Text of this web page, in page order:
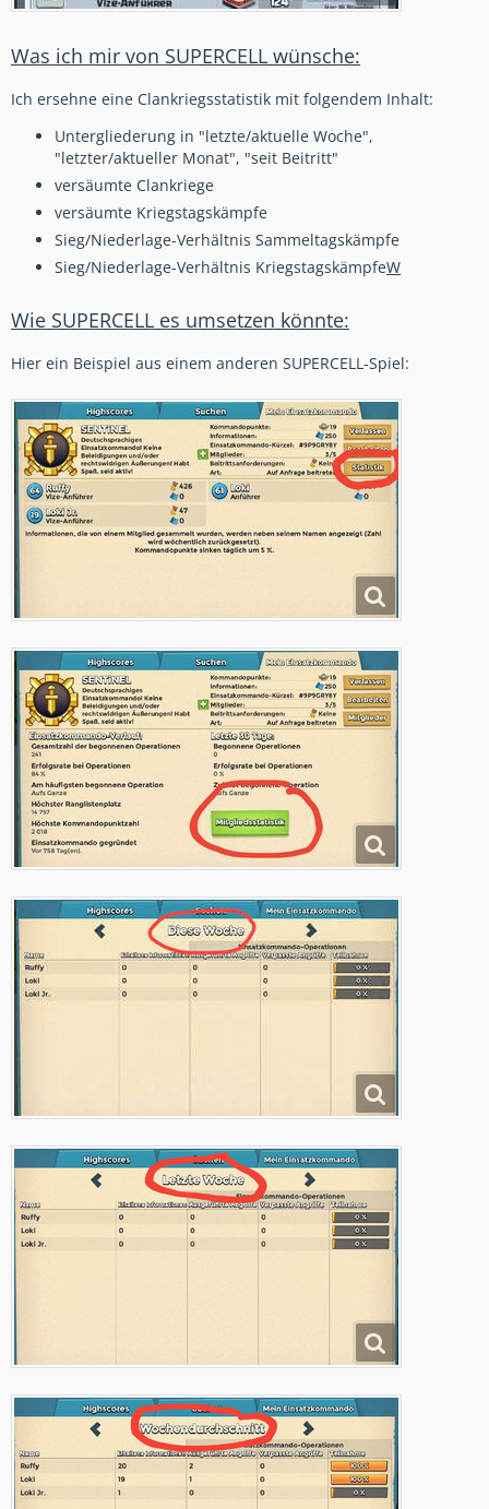
Was ich mir von SUPERCELL wünsche:
Ich ersehne eine Clankriegsstatistik mit folgendem Inhalt:
Untergliederung in "letzte/aktuelle Woche",
"letzter/aktueller Monat", "seit Beitritt"
versäumte Clankriege
versäumte Kriegstagskämpfe
Sieg/Niederlage-Verhältnis Sammeltagskämpfe
Sieg/Niederlage-Verhältnis KriegstagskämpfeW
Wie SUPERCELL es umsetzen könnte:
Hier ein Beispiel aus einem anderen SUPERCELL-Spiel: